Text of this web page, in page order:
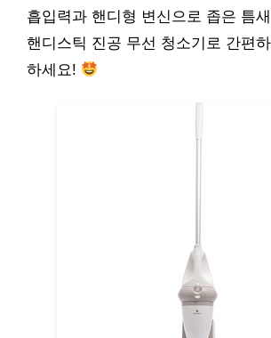
흡입력과 핸디형 변신으로 좁은 틈
핸디스틱 진공 무선 청소기로 간편
하세요!